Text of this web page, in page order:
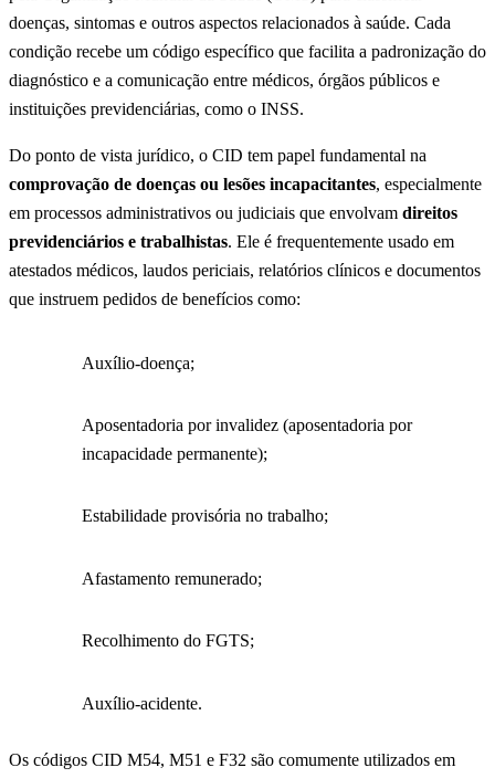
doenças, sintomas e outros aspectos relacionados à saúde. Cada
condição recebe um código específico que facilita a padronização do
diagnóstico e a comunicação entre médicos, órgãos públicos e
instituições previdenciárias, como o INSS.
Do ponto de vista jurídico, o CID tem papel fundamental na
comprovação de doenças ou lesões incapacitantes, especialmente
em processos administrativos ou judiciais que envolvam direitos
previdenciários e trabalhistas. Ele é frequentemente usado em
atestados médicos, laudos periciais, relatórios clínicos e documentos
que instruem pedidos de benefícios como:
Auxílio-doença;
Aposentadoria por invalidez (aposentadoria por
incapacidade permanente);
Estabilidade provisória no trabalho;
Afastamento remunerado;
Recolhimento do FGTS;
Auxílio-acidente.
Os códigos CID M54, M51 e F32 são comumente utilizados em